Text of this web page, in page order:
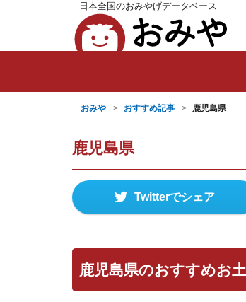
日本全国のおみやげデータベース
おみや おすすめ記事 鹿児島県
鹿児島県
Twitterでシェア
鹿児島県のおすすめお